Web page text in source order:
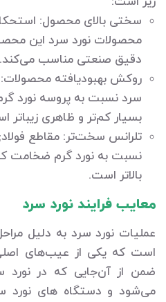
سختی بالای محصول:
محصولات نورد سرد این
دقیق صنعتی مناسب می‌کند.
روکش بهبودیافته
سرد نسبت به پروسه نورد
بسیار کم‌تر و ظاهری زیباتر
تلرانس سخت‌تر: مقاطع
نسبت به نورد گرم ضخامت
بالاتر است.
معایب فرایند نورد سرد
عملیات نورد سرد به دلیل
است که یکی از عیب‌های
ضمن از آن‌جایی که در
می‌شود و دستگاه های نورد